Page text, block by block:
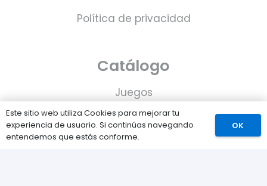
Política de privacidad
Catálogo
Juegos
Consolas
Accesorios para tu PS5
Este sitio web utiliza Cookies para mejorar tu
experiencia de usuario. Si continúas navegando
entendemos que estás conforme.
OK